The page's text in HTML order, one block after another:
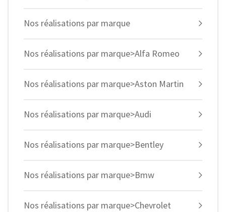
Nos réalisations par marque
Nos réalisations par marque>Alfa Romeo
Nos réalisations par marque>Aston Martin
Nos réalisations par marque>Audi
Nos réalisations par marque>Bentley
Nos réalisations par marque>Bmw
Nos réalisations par marque>Chevrolet